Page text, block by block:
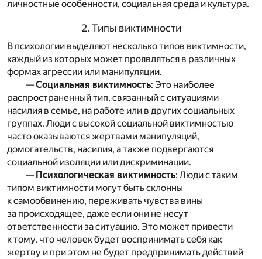
личностные особенности, социальная среда и культура.
2. Типы виктимности
В психологии выделяют несколько типов виктимности,
каждый из которых может проявляться в различных
формах агрессии или манипуляции.
—Социальная виктимность: Это наиболее
распространенный тип, связанный с ситуациями
насилия в семье, на работе или в других социальных
группах. Люди с высокой социальной виктимностью
часто оказываются жертвами манипуляций,
домогательств, насилия, а также подвергаются
социальной изоляции или дискриминации.
— Психологическая виктимность: Люди с таким
типом виктимности могут быть склонны
к самообвинению, переживать чувства вины
за происходящее, даже если они не несут
ответственности за ситуацию. Это может привести
к тому, что человек будет воспринимать себя как
жертву и при этом не будет предпринимать действий